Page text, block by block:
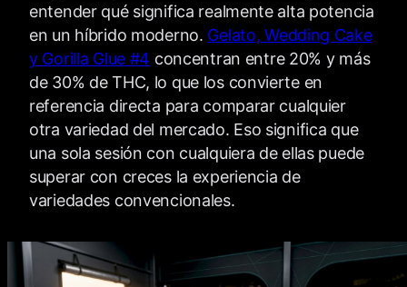
entender qué significa realmente alta potencia
en un híbrido moderno. Gelato, Wedding Cake
y Gorilla Glue #4 concentran entre 20% y más
de 30% de THC, lo que los convierte en
referencia directa para comparar cualquier
otra variedad del mercado. Eso significa que
una sola sesión con cualquiera de ellas puede
superar con creces la experiencia de
variedades convencionales.